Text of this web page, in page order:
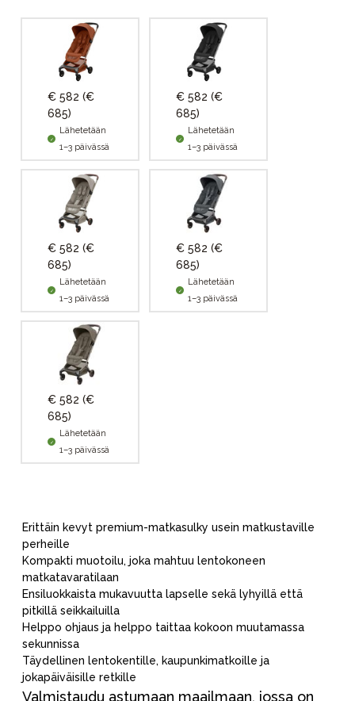
€ 582 (€
685)
Lähetetään
1–3 päivässä
€ 582 (€
685)
Lähetetään
1–3 päivässä
€ 582 (€
685)
Lähetetään
1–3 päivässä
€ 582 (€
685)
Lähetetään
1–3 päivässä
€ 582 (€
685)
Lähetetään
1–3 päivässä
Erittäin kevyt premium-matkasulky usein matkustaville
perheille
Kompakti muotoilu, joka mahtuu lentokoneen
matkatavaratilaan
Ensiluokkaista mukavuutta lapselle sekä lyhyillä että
pitkillä seikkailuilla
Helppo ohjaus ja helppo taittaa kokoon muutamassa
sekunnissa
Täydellinen lentokentille, kaupunkimatkoille ja
jokapäiväisille retkille
Valmistaudu astumaan maailmaan, jossa on